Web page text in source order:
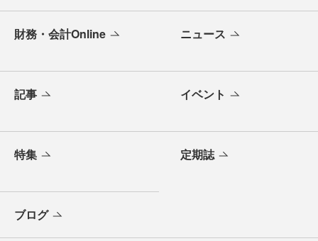
財務・会計Online ニュース
記事 イベント
特集 定期誌
ブログ